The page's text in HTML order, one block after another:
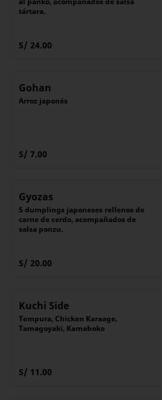
tártara.
S/ 24.00
Gohan
Arroz japonés
S/ 7.00
Gyozas
5 dumplings japoneses rellenos de
carne de cerdo, acompañados de
salsa ponzu.
S/ 20.00
Kuchi Side
Tempura, Chicken Karaage,
Tamagoyaki, Kamaboko
S/ 11.00